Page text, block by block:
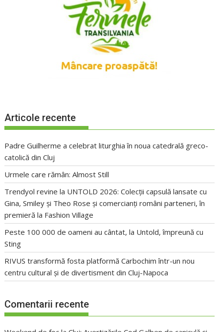
Articole recente
Padre Guilherme a celebrat liturghia în noua catedrală greco-
catolică din Cluj
Urmele care rămân: Almost Still
Trendyol revine la UNTOLD 2026: Colecții capsulă lansate cu
Gina, Smiley și Theo Rose și comercianți români parteneri, în
premieră la Fashion Village
Peste 100 000 de oameni au cântat, la Untold, împreună cu
Sting
RIVUS transformă fosta platformă Carbochim într-un nou
centru cultural și de divertisment din Cluj-Napoca
Comentarii recente